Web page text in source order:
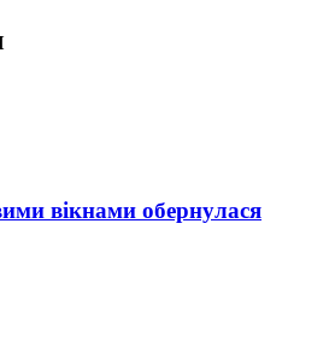
вікнами обернулася